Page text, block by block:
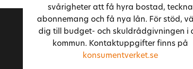
svårigheter att få hyra bostad, teckna
abonnemang och få nya lån. För stöd,
dig till budget- och skuldrådgivningen i
kommun. Kontaktuppgifter finns på
konsumentverket.se